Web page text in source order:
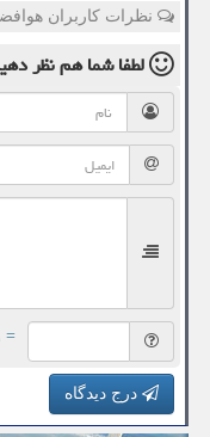
نظرات کاربران
لطفا شما همنظر
= ۹ بعلاوه ۲
درج دیدگاه